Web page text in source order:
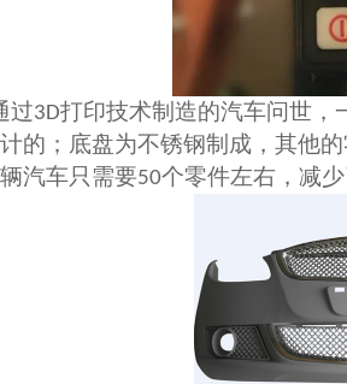
过3D打印技术制造的汽车问世，
的；底盘为不锈钢制成，其他
汽车只需要50个零件左右，减